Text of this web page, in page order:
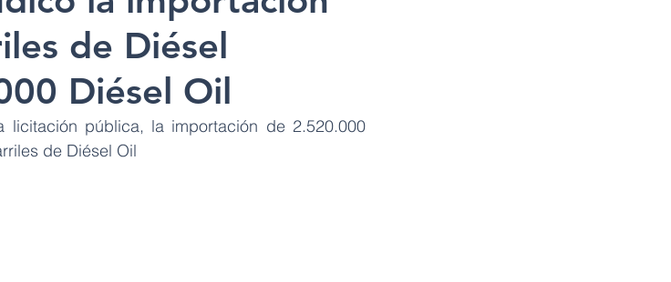
de Diésel
Diésel Oil
licitación pública, la importación de 2.520.000
de Diésel Oil